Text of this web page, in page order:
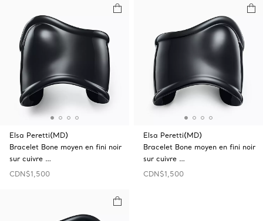
Elsa Peretti(MD)
Bracelet Bone moyen en fini noir
sur cuivre …
CDN$1,500
Elsa Peretti(MD)
Bracelet Bone moyen en fini noir
sur cuivre …
CDN$1,500